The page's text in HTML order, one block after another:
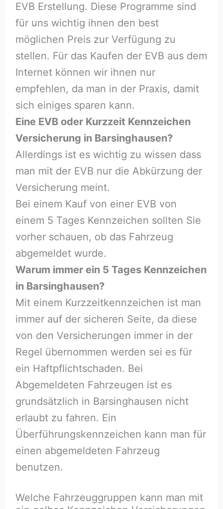
EVB Erstellung. Diese Programme sind
für uns wichtig ihnen den best
möglichen Preis zur Verfügung zu
stellen. Für das Kaufen der EVB aus dem
Internet können wir ihnen nur
empfehlen, da man in der Praxis, damit
sich einiges sparen kann.
Eine EVB oder Kurzzeit Kennzeichen
Versicherung in Barsinghausen?
Allerdings ist es wichtig zu wissen dass
man mit der EVB nur die Abkürzung der
Versicherung meint.
Bei einem Kauf von einer EVB von
einem 5 Tages Kennzeichen sollten Sie
vorher schauen, ob das Fahrzeug
abgemeldet wurde.
Warum immer ein 5 Tages Kennzeichen
in Barsinghausen?
Mit einem Kurzzeitkennzeichen ist man
immer auf der sicheren Seite, da diese
von den Versicherungen immer in der
Regel übernommen werden sei es für
ein Haftpflichtschaden. Bei
Abgemeldeten Fahrzeugen ist es
grundsätzlich in Barsinghausen nicht
erlaubt zu fahren. Ein
Überführungskennzeichen kann man für
einen abgemeldeten Fahrzeug
benutzen.
Welche Fahrzeuggruppen kann man mit